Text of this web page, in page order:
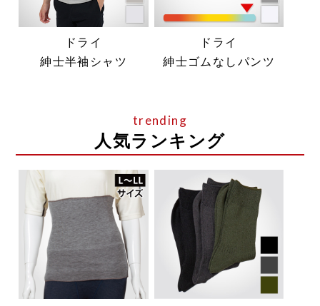
ドライ
紳士半袖シャツ
ドライ
紳士ゴムなしパンツ
人気ランキング